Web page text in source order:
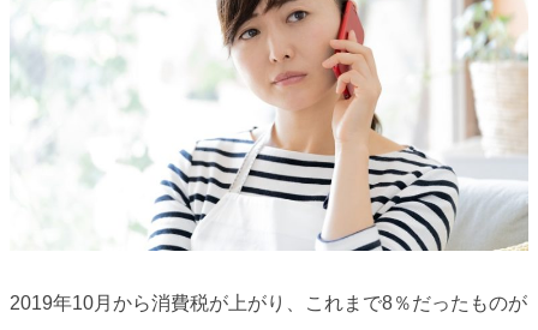
2019年10月から消費税が上がり、これまで8％だったものが